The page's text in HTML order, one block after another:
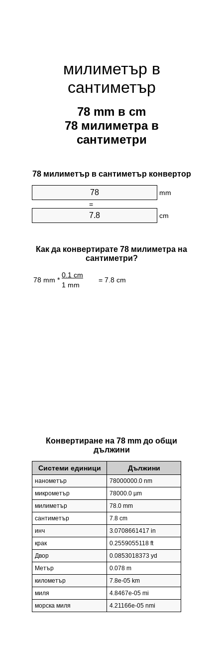
милиметър в
сантиметър
78 mm в cm
78 милиметра в
сантиметри
78 милиметър в сантиметър конвертор
mm
=
cm
Как да конвертирате 78 милиметра на
сантиметри?
78 mm *
0.1 cm
= 7.8 cm
1 mm
Конвертиране на 78 mm до общи
дължини
Системи единици Дължини
нанометър
78000000.0 nm
микрометър
78000.0 µm
милиметър
78.0 mm
сантиметър
7.8 cm
инч
3.0708661417 in
крак
0.2559055118 ft
Двор
0.0853018373 yd
Метър
0.078 m
километър
7.8e-05 km
миля
4.8467e-05 mi
морска миля
4.21166e-05 nmi